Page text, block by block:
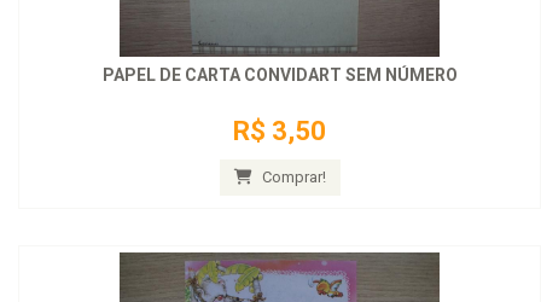
PAPEL DE CARTA CONVIDART SEM NÚMERO
R$ 3,50
Comprar!